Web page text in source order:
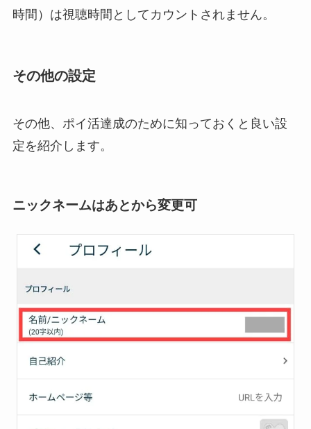
時間）は視聴時間としてカウントされません。
その他の設定
その他、ポイ活達成のために知っておくと良い設
定を紹介します。
ニックネームはあとから変更可